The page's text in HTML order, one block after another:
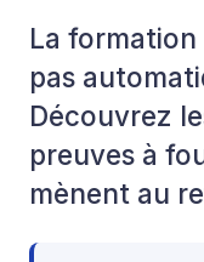
La formation
pas
Découvrez
preuves à
mènent au